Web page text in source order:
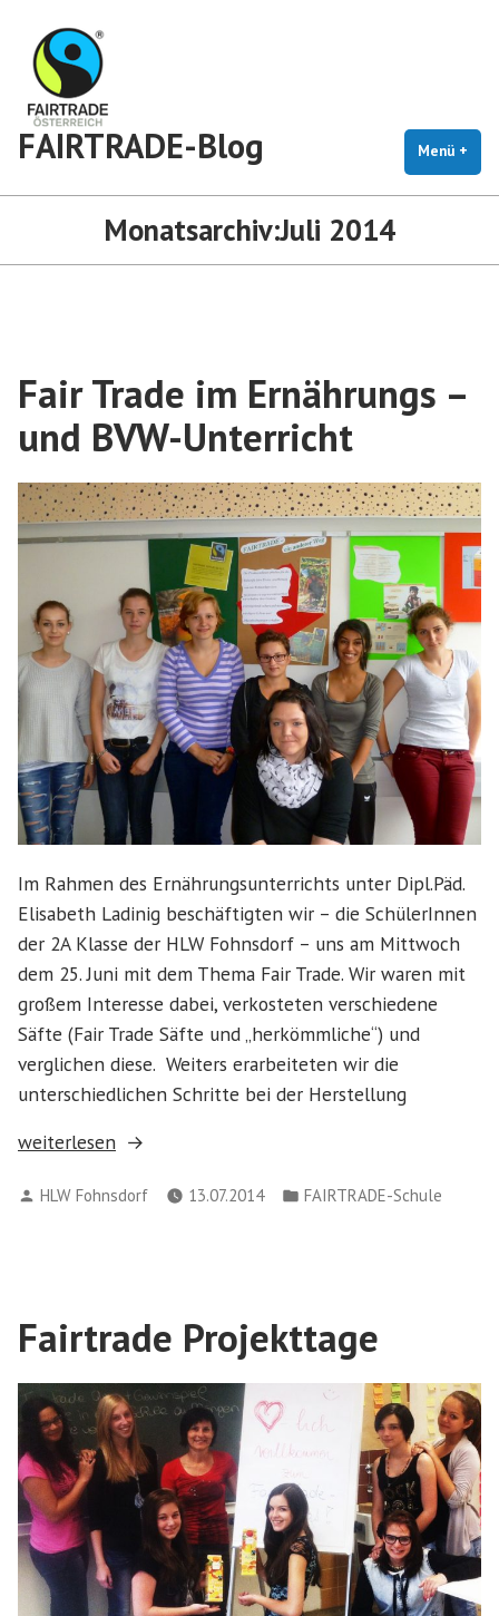
Inhalt
springen
FAIRTRADE-Blog Menü +
Monatsarchiv:Juli 2014
Fair Trade im Ernährungs –
und BVW-Unterricht
Im Rahmen des Ernährungsunterrichts unter Dipl.Päd.
Elisabeth Ladinig beschäftigten wir – die SchülerInnen
der 2A Klasse der HLW Fohnsdorf – uns am Mittwoch
dem 25. Juni mit dem Thema Fair Trade. Wir waren mit
großem Interesse dabei, verkosteten verschiedene
Säfte (Fair Trade Säfte und „herkömmliche“) und
verglichen diese. Weiters erarbeiteten wir die
unterschiedlichen Schritte bei der Herstellung
„Fair
im
BVW-
Unterricht“
weiterlesen
Verfasst
HLW Fohnsdorf 13.07.2014
Veröffentlicht
FAIRTRADE-Schule
Fairtrade Projekttage